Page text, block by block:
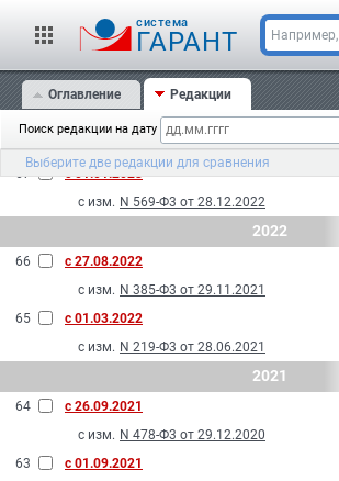
cистема
ГАРАНТ Например,
Оглавление Редакции
Поиск редакции на дату
Выберите две редакции для сравнения
с 01.01.2024
N 293-Ф3 от 10.07.2023
2023
с изм. N 137-Ф3 от 28.04.2023
67
с 01.01.2023
с изм. N 569-Ф3 от 28.12.2022
2022
66
с 27.08.2022
с изм. N 385-Ф3 от 29.11.2021
65
с 01.03.2022
с изм. N 219-Ф3 от 28.06.2021
2021
64
с 26.09.2021
с изм. N 478-Ф3 от 29.12.2020
63
с 01.09.2021